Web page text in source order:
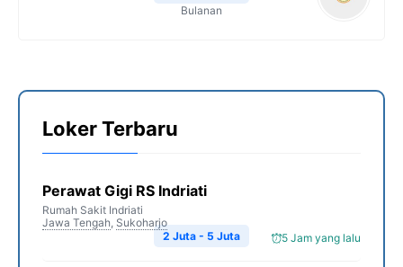
Bulanan
Loker Terbaru
Perawat Gigi RS Indriati
Rumah Sakit Indriati
Jawa Tengah, Sukoharjo
5 Jam yang lalu
2 Juta - 5 Juta